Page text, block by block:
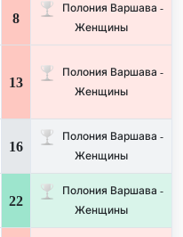
8
Полония Варшава -
Женщины
13
Полония Варшава -
Женщины
16
Полония Варшава -
Женщины
22
Полония Варшава -
Женщины